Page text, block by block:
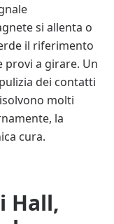
si allenta o
il riferimento
provi a girare. Un
dei contatti
molti
la
cura.
Hall,